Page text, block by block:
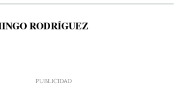
RODRÍGUEZ